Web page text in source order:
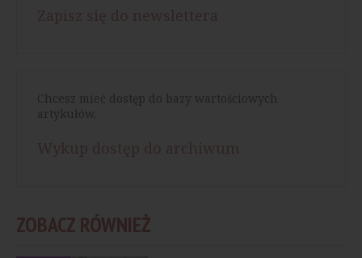
Chcesz mieć dostęp do bazy wartościowych
artykułów.
ZOBACZ RÓWNIEŻ